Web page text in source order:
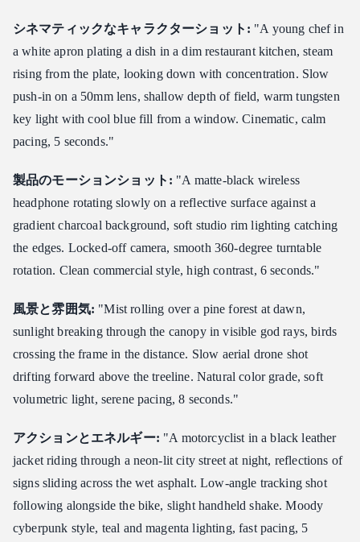
シネマティックなキャラクターショット: "A young chef in
a white apron plating a dish in a dim restaurant kitchen, steam
rising from the plate, looking down with concentration. Slow
push-in on a 50mm lens, shallow depth of field, warm tungsten
key light with cool blue fill from a window. Cinematic, calm
pacing, 5 seconds."
製品のモーションショット: "A matte-black wireless
headphone rotating slowly on a reflective surface against a
gradient charcoal background, soft studio rim lighting catching
the edges. Locked-off camera, smooth 360-degree turntable
rotation. Clean commercial style, high contrast, 6 seconds."
風景と雰囲気: "Mist rolling over a pine forest at dawn,
sunlight breaking through the canopy in visible god rays, birds
crossing the frame in the distance. Slow aerial drone shot
drifting forward above the treeline. Natural color grade, soft
volumetric light, serene pacing, 8 seconds."
アクションとエネルギー: "A motorcyclist in a black leather
jacket riding through a neon-lit city street at night, reflections of
signs sliding across the wet asphalt. Low-angle tracking shot
following alongside the bike, slight handheld shake. Moody
cyberpunk style, teal and magenta lighting, fast pacing, 5